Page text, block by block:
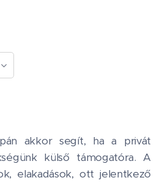
akkor segít, ha a privát
külső támogatóra. A
elakadások, ott jelentkező